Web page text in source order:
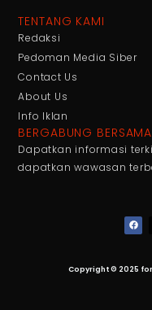
TENTANG KAMI
Redaksi
Pedoman Media Siber
Contact Us
About Us
Info Iklan
BERGABUNG
Dapatkan informasi
dapatkan wawasan
Copyright © 2025